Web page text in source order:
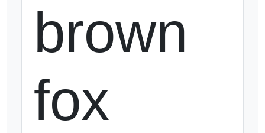
brown
fox